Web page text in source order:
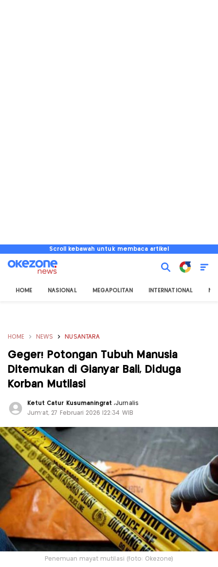
Scroll kebawah untuk membaca artikel
HOME NASIONAL MEGAPOLITAN INTERNATIONAL
HOME NEWS NUSANTARA
Geger! Potongan Tubuh Manusia
Ditemukan di Gianyar Bali, Diduga
Korban Mutilasi
Ketut Catur Kusumaningrat,Jurnalis
Jum'at, 27 Februari 2026 |22:34 WIB
Penemuan mayat mutilasi (foto: Okezone)